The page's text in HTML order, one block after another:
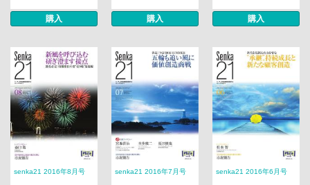
購入 購入 購入
senka21 2016年8月号 senka21 2016年7月号 senka21 2016年6月号